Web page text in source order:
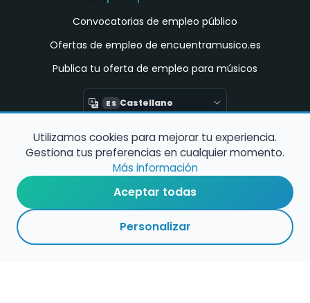
Convocatorias de empleo público
Ofertas de empleo de encuentramusico.es
Publica tu oferta de empleo para músicos
ES Castellano
Encuentra Músico
Buscador de Músicos
Encuentra Pianista Acompañante
Asesoría para músicos y docentes
Utilizamos cookies para mejorar tu experiencia.
Gestiona tus preferencias en cualquier momento.
Más información
Aceptar todas
Personalizar